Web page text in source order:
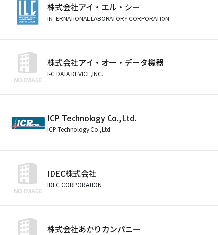
株式会社アイ・エル・シー
INTERNATIONAL LABORATORY CORPORATION
株式会社アイ・オー・データ機器
I-O DATA DEVICE,INC.
ICP Technology Co.,Ltd.
ICP Technology Co.,Ltd.
IDEC株式会社
IDEC CORPORATION
株式会社あかりカンパニー